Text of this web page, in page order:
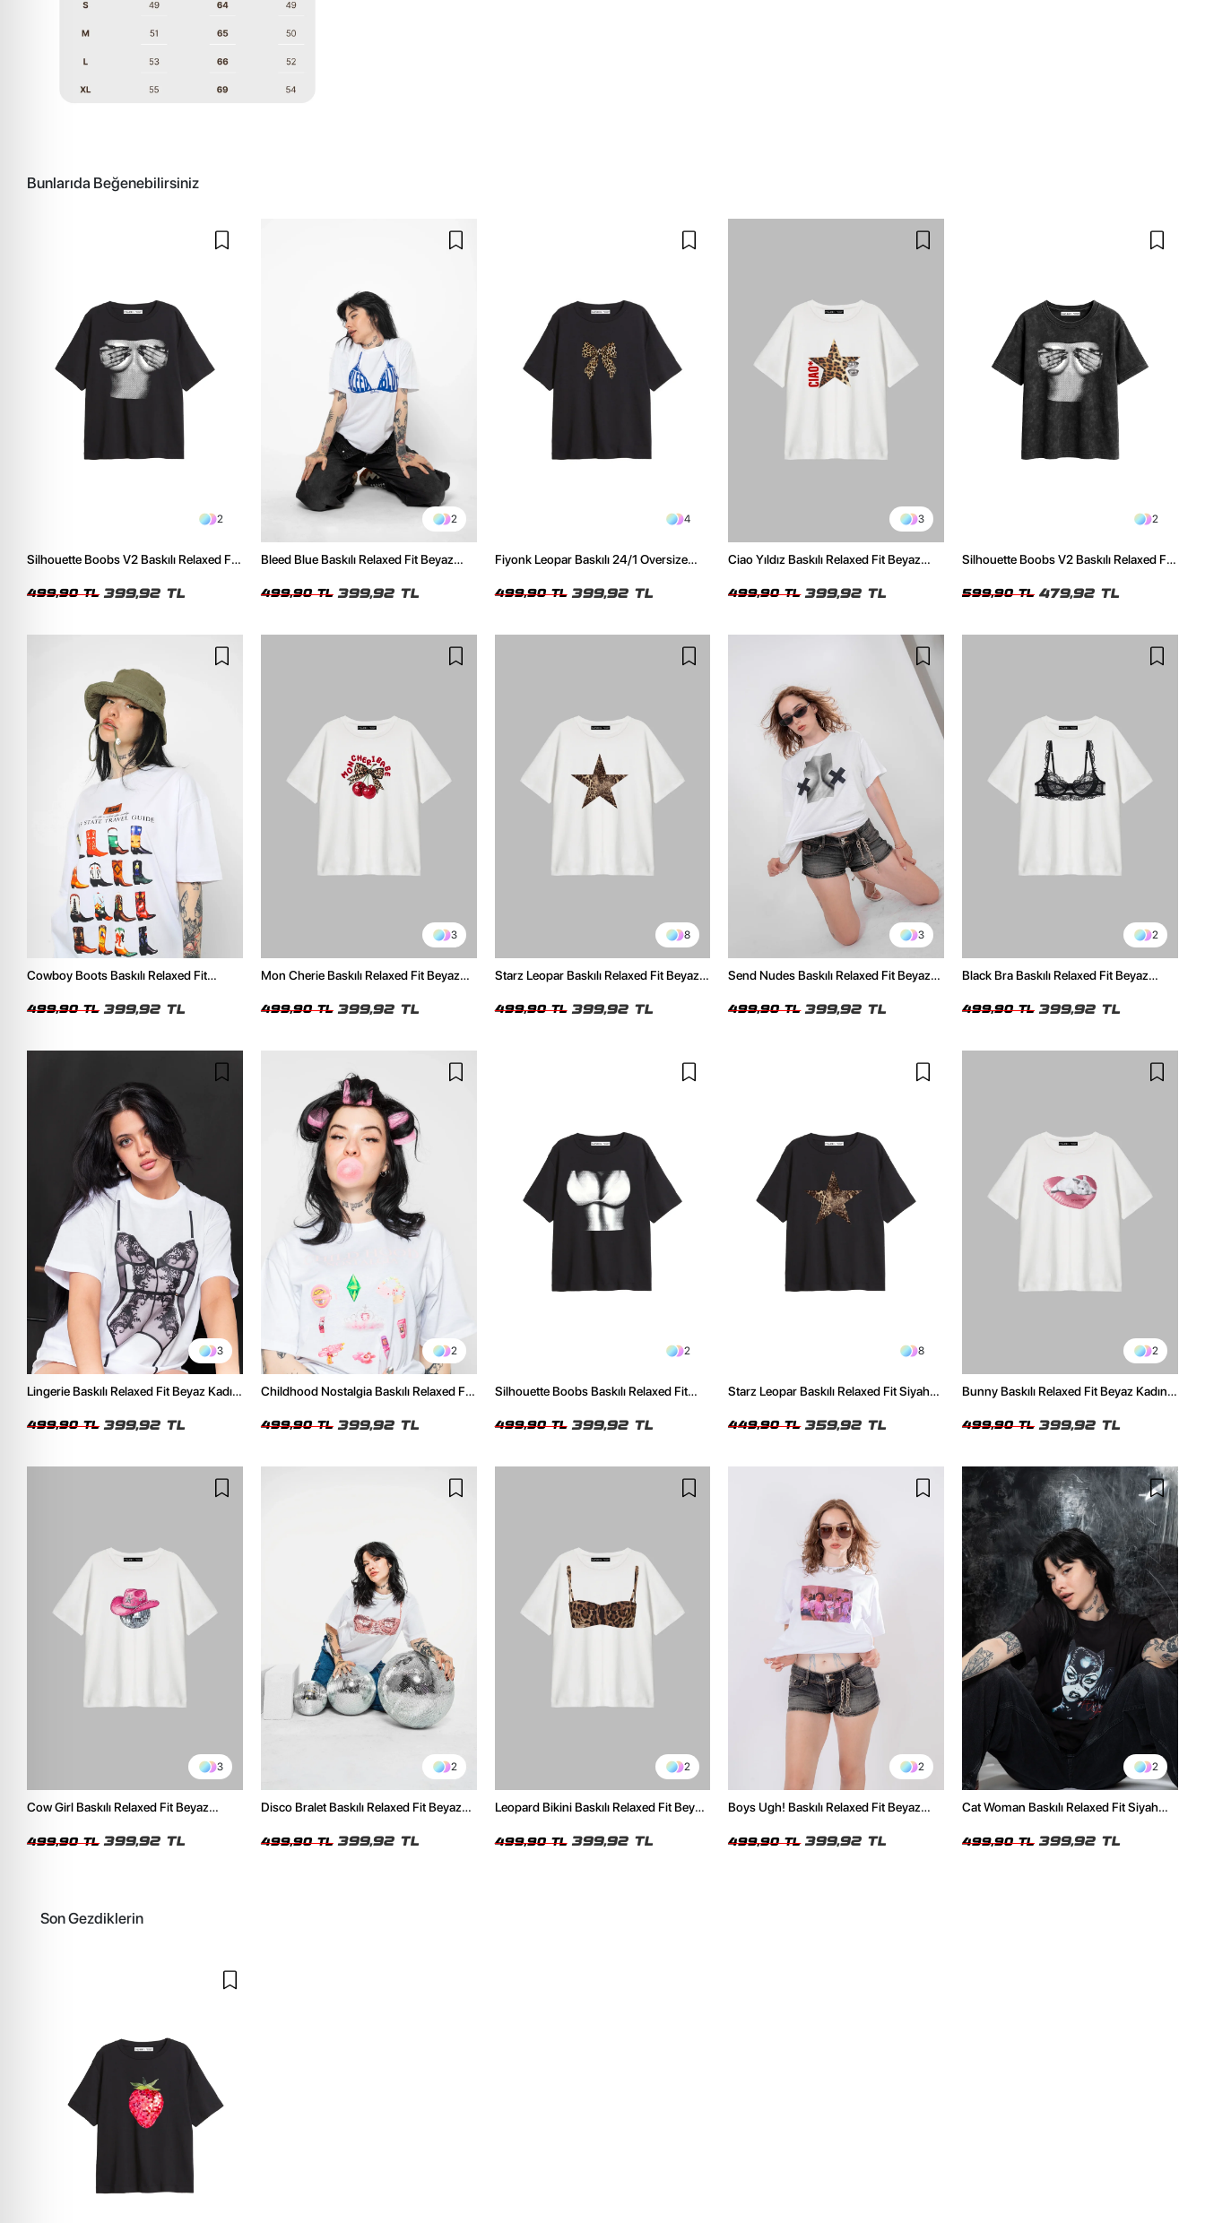
Bunlarıda Beğenebilirsiniz
2
Silhouette Boobs V2 Baskılı Relaxed Fit
499,90 TL 399,92 TL
2
Bleed Blue Baskılı Relaxed Fit Beyaz
499,90 TL 399,92 TL
4
Fiyonk Leopar Baskılı 24/1 Oversize
499,90 TL 399,92 TL
3
Ciao Yıldız Baskılı Relaxed Fit Beyaz
499,90 TL 399,92 TL
2
Silhouette Boobs V2 Baskılı Relaxed Fit
599,90 TL 479,92 TL
Cowboy Boots Baskılı Relaxed Fit
499,90 TL 399,92 TL
3
Mon Cherie Baskılı Relaxed Fit Beyaz
499,90 TL 399,92 TL
8
Starz Leopar Baskılı Relaxed Fit Beyaz
499,90 TL 399,92 TL
3
Send Nudes Baskılı Relaxed Fit Beyaz
499,90 TL 399,92 TL
2
Black Bra Baskılı Relaxed Fit Beyaz
499,90 TL 399,92 TL
3
Lingerie Baskılı Relaxed Fit Beyaz Kadın
499,90 TL 399,92 TL
2
Childhood Nostalgia Baskılı Relaxed Fit
499,90 TL 399,92 TL
2
Silhouette Boobs Baskılı Relaxed Fit
499,90 TL 399,92 TL
8
Starz Leopar Baskılı Relaxed Fit Siyah
449,90 TL 359,92 TL
2
Bunny Baskılı Relaxed Fit Beyaz Kadın
499,90 TL 399,92 TL
3
Cow Girl Baskılı Relaxed Fit Beyaz
499,90 TL 399,92 TL
2
Disco Bralet Baskılı Relaxed Fit Beyaz
499,90 TL 399,92 TL
2
Leopard Bikini Baskılı Relaxed Fit Beyaz
499,90 TL 399,92 TL
2
Boys Ugh! Baskılı Relaxed Fit Beyaz
499,90 TL 399,92 TL
2
Cat Woman Baskılı Relaxed Fit Siyah
499,90 TL 399,92 TL
Son Gezdiklerin